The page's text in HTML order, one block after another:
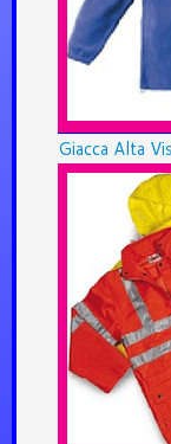
Giacca Alta